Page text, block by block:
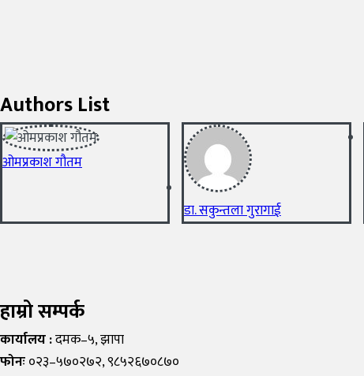
Authors List
ओमप्रकाश गौतम
डा. सकुन्तला गुरागाई
हाम्रो सम्पर्क
कार्यालय :दमक–५, झापा
फोनः०२३–५७०२७२, ९८५२६७०८७०